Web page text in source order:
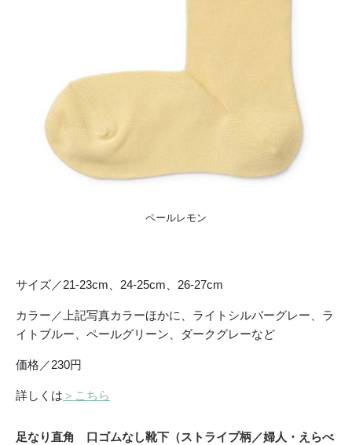
ペールレモン
サイズ／21-23cm、24-25cm、26-27cm
カラー／上記写真カラーほかに、ライトシルバーグレー、ラ
イトブルー、ペールグリーン、ダークグレーなど
価格／230円
詳しくは ＞こちら
足なり直角 口ゴムなし靴下（ストライプ柄／婦人・えらべ